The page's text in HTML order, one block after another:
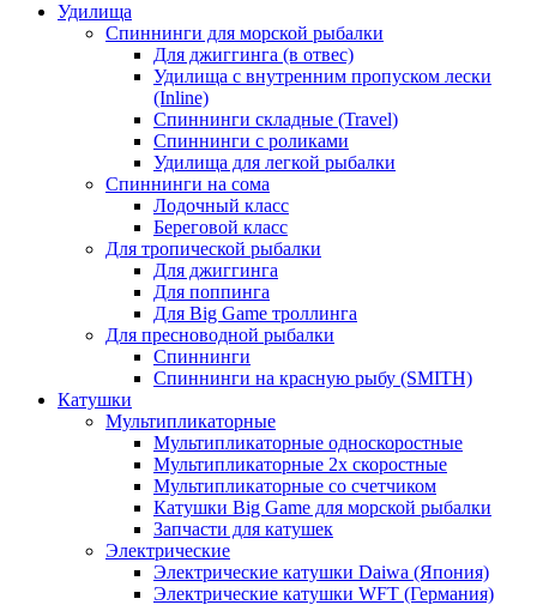
Удилища
Спиннинги для морской рыбалки
Для джиггинга (в отвес)
Удилища с внутренним пропуском лески
(Inline)
Спиннинги складные (Travel)
Спиннинги с роликами
Удилища для легкой рыбалки
Спиннинги на сома
Лодочный класс
Береговой класс
Для тропической рыбалки
Для джиггинга
Для поппинга
Для Big Game троллинга
Для пресноводной рыбалки
Спиннинги
Спиннинги на красную рыбу (SMITH)
Катушки
Мультипликаторные
Мультипликаторные односкоростные
Мультипликаторные 2х скоростные
Мультипликаторные со счетчиком
Катушки Big Game для морской рыбалки
Запчасти для катушек
Электрические
Электрические катушки Daiwa (Япония)
Электрические катушки WFT (Германия)